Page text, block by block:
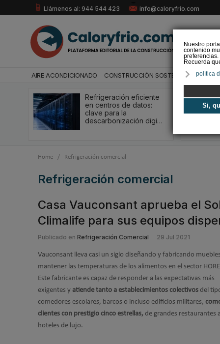
Nuestro
contenido
preferencias.
Recuerda
política
Si,
Llámenos al: 944 544 423 info@caloryfrio.com
AIRE ACONDICIONADO CONSTRUCCIÓN SOSTENIBLE
Refrigeración eficiente
en centros de datos:
clave para la
descarbonización digi…
Home / Refrigeración comercial
Refrigeración comercial
Casa Vauconsant aprueba el
Climalife para sus equipos
Publicado en Refrigeración Comercial 29 Jul 2021
Vauconsant lleva casi un siglo diseñando y fabricando
mantener las temperaturas de los alimentos en el sector
Este fabricante es capaz de responder a las expectativas más
exigentes y atiende tanto a establecimientos colectivos del
comedores escolares, barcos o incluso edificios militares,
clientes con prestigio cinco estrellas, de grandes restaurantes a
hoteles de lujo.